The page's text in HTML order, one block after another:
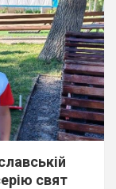
свят